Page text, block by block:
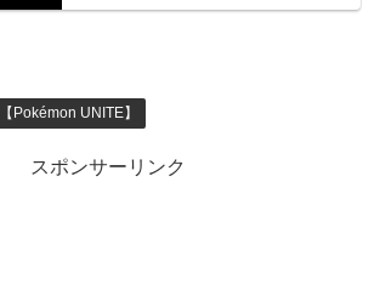
Pokémon UNITE】
スポンサーリンク